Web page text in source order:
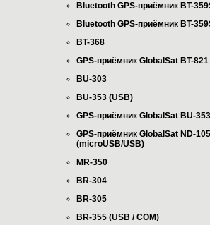
Bluetooth GPS-приёмник BT-
Bluetooth GPS-приёмник BT-
BT-368
GPS-приёмник GlobalSat BT-
BU-303
BU-353 (USB)
GPS-приёмник GlobalSat BU-
GPS-приёмник GlobalSat ND-
(microUSB/USB)
MR-350
BR-304
BR-305
BR-355 (USB / COM)